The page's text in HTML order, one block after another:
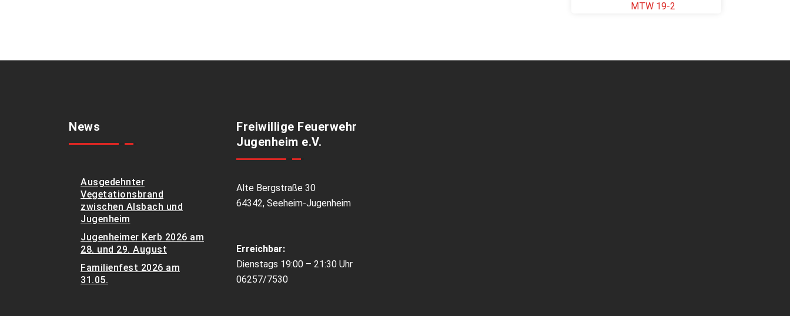
MTW 19-2
News
Ausgedehnter
Vegetationsbrand
zwischen Alsbach und
Jugenheim
Jugenheimer Kerb 2026 am
28. und 29. August
Familienfest 2026 am
31.05.
Freiwillige Feuerwehr
Jugenheim e.V.
Alte Bergstraße 30
64342, Seeheim-Jugenheim
Erreichbar:
Dienstags 19:00 – 21:30 Uhr
06257/7530